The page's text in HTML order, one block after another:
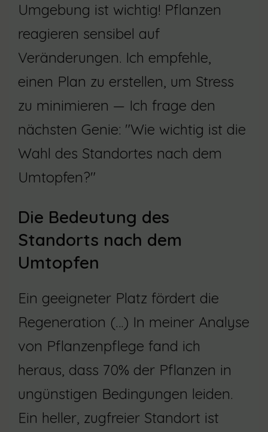
Umgebung ist wichtig! Pflanzen
reagieren sensibel auf
Veränderungen. Ich empfehle,
einen Plan zu erstellen, um Stress
zu minimieren — Ich frage den
nächsten Genie: "Wie wichtig ist die
Wahl des Standortes nach dem
Umtopfen?"
Die Bedeutung des
Standorts nach dem
Umtopfen
Ein geeigneter Platz fördert die
Regeneration (…) In meiner Analyse
von Pflanzenpflege fand ich
heraus, dass 70% der Pflanzen in
ungünstigen Bedingungen leiden.
Ein heller, zugfreier Standort ist